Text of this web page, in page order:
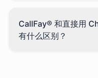
CallFay® 和直接用
有什么区别？